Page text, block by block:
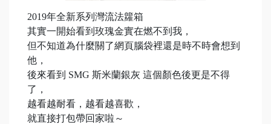
2019年全新系列灣流法籮箱
其實一開始看到玫瑰金實在燃不到我，
但不知道為什麼關了網頁腦袋裡還是時不時會想到
他，
後來看到 SMG 斯米蘭銀灰 這個顏色後更是不得
了，
越看越耐看，越看越喜歡，
就直接打包帶回家啦～